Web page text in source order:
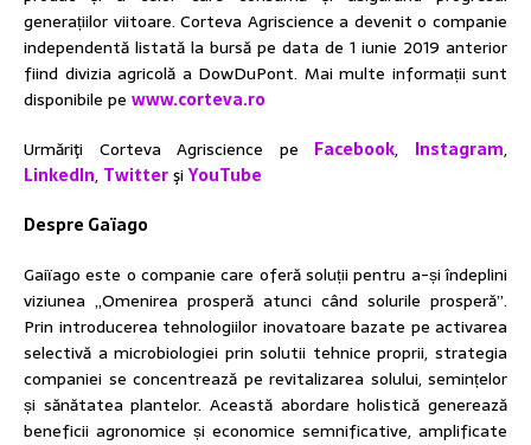
generațiilor viitoare. Corteva Agriscience a devenit o companie
independentă listată la bursă pe data de 1 iunie 2019 anterior
fiind divizia agricolă a DowDuPont. Mai multe informații sunt
disponibile pe www.corteva.ro
Urmăriţi Corteva Agriscience pe Facebook, Instagram,
LinkedIn, Twitterşi YouTube
Despre Gaïago
Gaiïago este o companie care oferă soluții pentru a-și îndeplini
viziunea „Omenirea prosperă atunci când solurile prosperă”.
Prin introducerea tehnologiilor inovatoare bazate pe activarea
selectivă a microbiologiei prin solutii tehnice proprii, strategia
companiei se concentrează pe revitalizarea solului, semințelor
și sănătatea plantelor. Această abordare holistică generează
beneficii agronomice și economice semnificative, amplificate